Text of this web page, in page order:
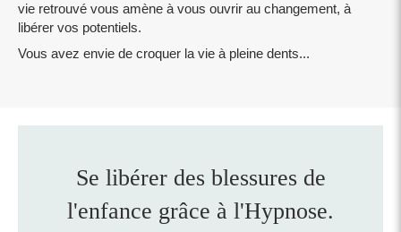
vie retrouvé vous amène à vous ouvrir au changement, à
libérer vos potentiels.
Vous avez envie de croquer la vie à pleine dents...
Se libérer des blessures de
l'enfance grâce à l'Hypnose.